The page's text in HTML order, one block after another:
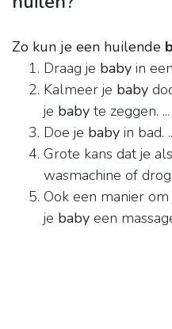
Zo kun je een huilende
Draag je baby in
Kalmeer je baby
je baby te zeggen. ...
Doe je baby in bad.
Grote kans dat je
wasmachine of
Ook een manier om
je baby een